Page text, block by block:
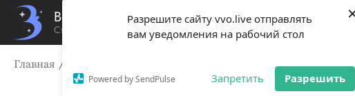
Разрешите сайту vvo.live отправлять
вам уведомления на рабочий стол
Powered by SendPulse Запретить Разрешить
Вечерний Владивосток
Стиль жизни твоего города
Главная Новое место для прогулок во